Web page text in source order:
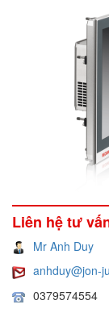
Liên hệ tư
Mr Anh Duy
anhduy@jon-
0379574554